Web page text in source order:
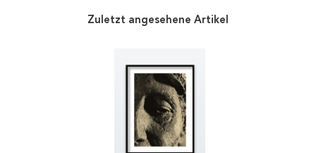
Zuletzt angesehene Artikel